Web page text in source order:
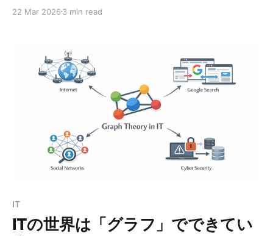
行ってみました。 今回は以下の構成を対象としていま
26（33.0.0） * 対象範囲：/var/www/nextcloud なぜ
Trivyを使うのか 脆弱性スキャンツールはいくつかあり
ますが、今回は Trivyを選択しました。 理由は以下の通
ースで自動化しやすい Trivyのインストール（Ubuntu
24.04） 以下の手順でインストールできます。 $ sudo
apt update $ sudo apt install -y wget gnupg lsb-
release $ wget -qO - https:
22 Mar 2026 3 min read
IT
ITの世界は「グラフ」でできてい